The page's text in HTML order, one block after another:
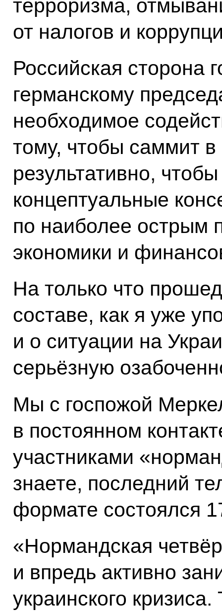
терроризма,
от налогов и
Российская сторона
германскому
необходимое
тому, чтобы саммит
результативно,
концептуальные
по наиболее острым
экономики и
На только что
составе, как я уже
и о ситуации на
серьёзную
Мы с госпожой
в постоянном
участниками
знаете, последний
формате состоялся
«Нормандская
и впредь активно
украинского